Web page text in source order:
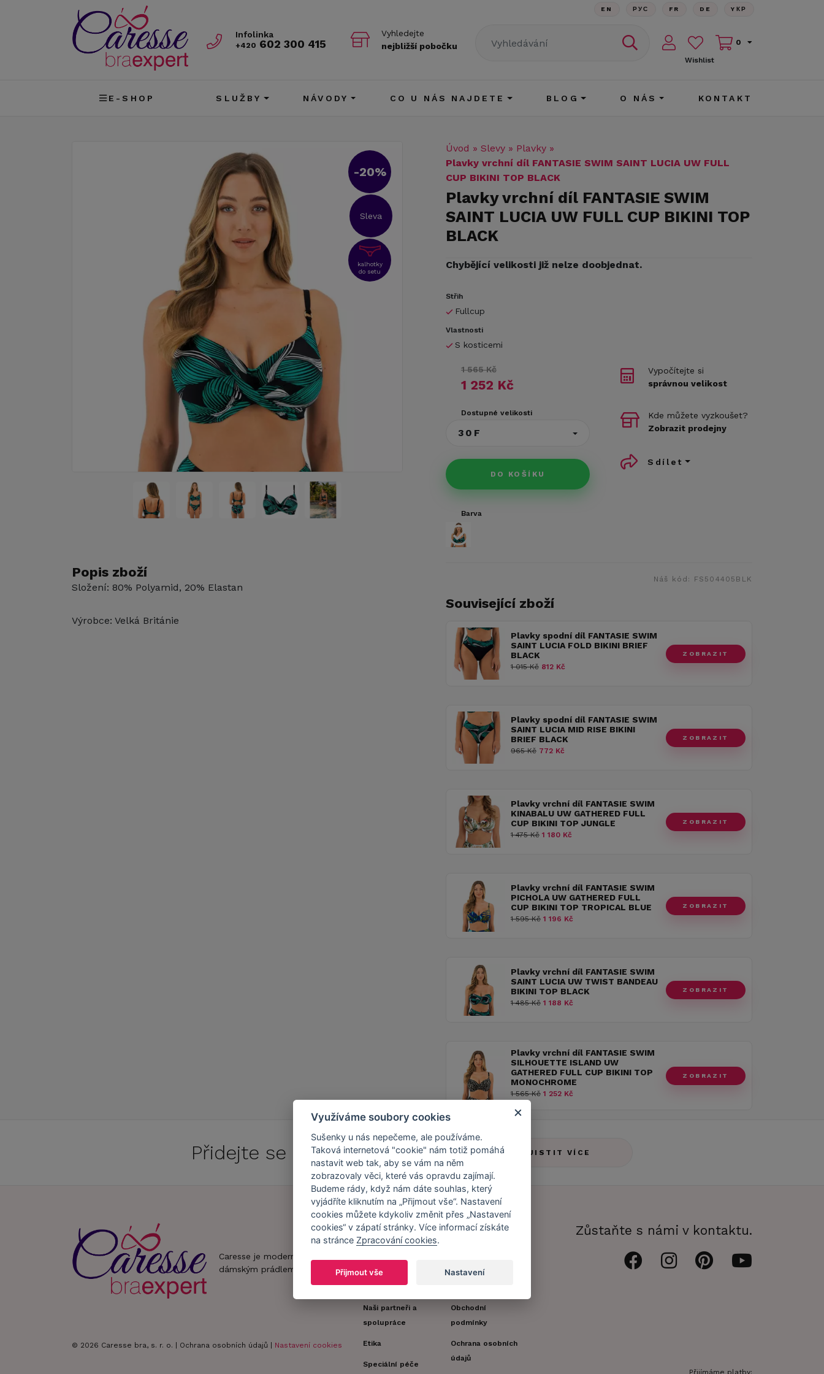
Infolinka
+420 602 300 415
Vyhledejte
nejbližší pobočku
EN РУС FR DE YКР
Wishlist
0
E-SHOP SLUŽBY NÁVODY CO U NÁS NAJDETE BLOG O NÁS KONTAKT
-20%
Sleva
kalhotky
do setu
Popis zboží
Složení: 80% Polyamid, 20% Elastan
Výrobce: Velká Británie
Úvod » Slevy » Plavky »
Plavky vrchní díl FANTASIE SWIM SAINT LUCIA UW FULL
CUP BIKINI TOP BLACK
Plavky vrchní díl FANTASIE SWIM
SAINT LUCIA UW FULL CUP BIKINI TOP
BLACK
Chybějící velikosti již nelze doobjednat.
Střih
Fullcup
Vlastnosti
S kosticemi
1 565 Kč
1 252 Kč
Dostupné velikosti
30F
DO KOŠÍKU
Vypočítejte si
správnou velikost
Kde můžete vyzkoušet?
Zobrazit prodejny
Sdílet
Barva
Náš kód: FS504405BLK
Související zboží
Plavky spodní díl FANTASIE SWIM
SAINT LUCIA FOLD BIKINI BRIEF
BLACK
1 015 Kč 812 Kč
ZOBRAZIT
Plavky spodní díl FANTASIE SWIM
SAINT LUCIA MID RISE BIKINI
BRIEF BLACK
965 Kč 772 Kč
ZOBRAZIT
Plavky vrchní díl FANTASIE SWIM
KINABALU UW GATHERED FULL
CUP BIKINI TOP JUNGLE
1 475 Kč 1 180 Kč
ZOBRAZIT
Plavky vrchní díl FANTASIE SWIM
PICHOLA UW GATHERED FULL
CUP BIKINI TOP TROPICAL BLUE
1 595 Kč 1 196 Kč
ZOBRAZIT
Plavky vrchní díl FANTASIE SWIM
SAINT LUCIA UW TWIST BANDEAU
BIKINI TOP BLACK
1 485 Kč 1 188 Kč
ZOBRAZIT
Plavky vrchní díl FANTASIE SWIM
SILHOUETTE ISLAND UW
GATHERED FULL CUP BIKINI TOP
MONOCHROME
1 565 Kč 1 252 Kč
ZOBRAZIT
Přidejte se doCaresse Clubu! ZJISTIT VÍCE
Caresse je moderní obchod s
dámským prádlem.
© 2026 Caresse bra, s. r. o. | Ochrana osobních údajů Nastavení cookies
Náš příběh
Caresse v
médiích
Naši partneři a
spolupráce
Etika
Speciální péče
Zákaznický účet
Obchodní
podmínky
Ochrana osobních
údajů
Zůstaňte s námi v kontaktu.
Přijímáme platby:
Využíváme soubory cookies
Sušenky u nás nepečeme, ale používáme.
Taková internetová "cookie" nám totiž pomáhá
nastavit web tak, aby se vám na něm
zobrazovaly věci, které vás opravdu zajímají.
Budeme rády, když nám dáte souhlas, který
vyjádříte kliknutím na „Přijmout vše“. Nastavení
cookies můžete kdykoliv změnit přes „Nastavení
cookies“ v zápatí stránky. Více informací získáte
na stránce Zpracování cookies.
Přijmout vše Nastavení